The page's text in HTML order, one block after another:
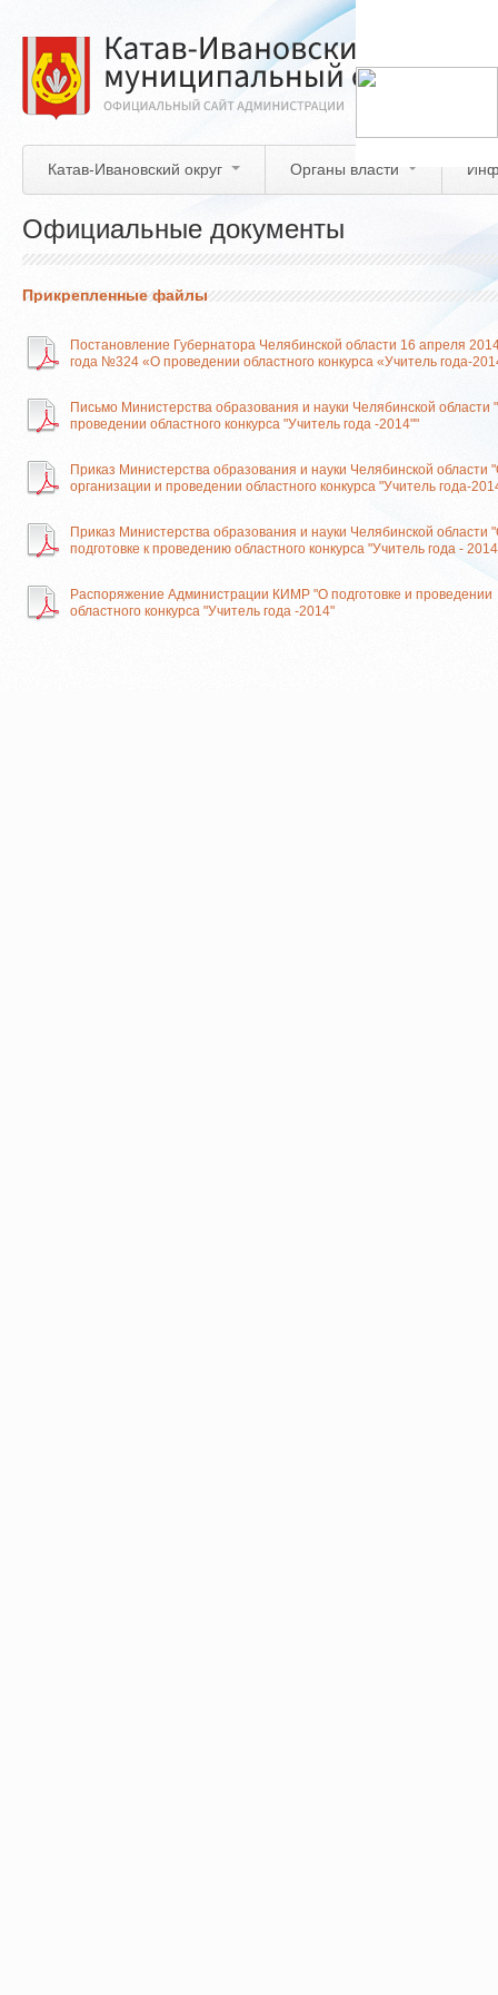
основному
содержанию
Катав-Ивановский округ Органы власти
Официальные документы
Прикрепленные файлы
Постановление Губернатора Челябинской области 16 апреля
года №324 «О проведении областного конкурса «Учитель года-
Письмо Министерства образования и науки Челябинской области
проведении областного конкурса "Учитель года -2014""
Приказ Министерства образования и науки Челябинской области
организации и проведении областного конкурса "Учитель года-
Приказ Министерства образования и науки Челябинской области
подготовке к проведению областного конкурса "Учитель года -
Распоряжение Администрации КИМР "О подготовке и проведении
областного конкурса "Учитель года -2014"